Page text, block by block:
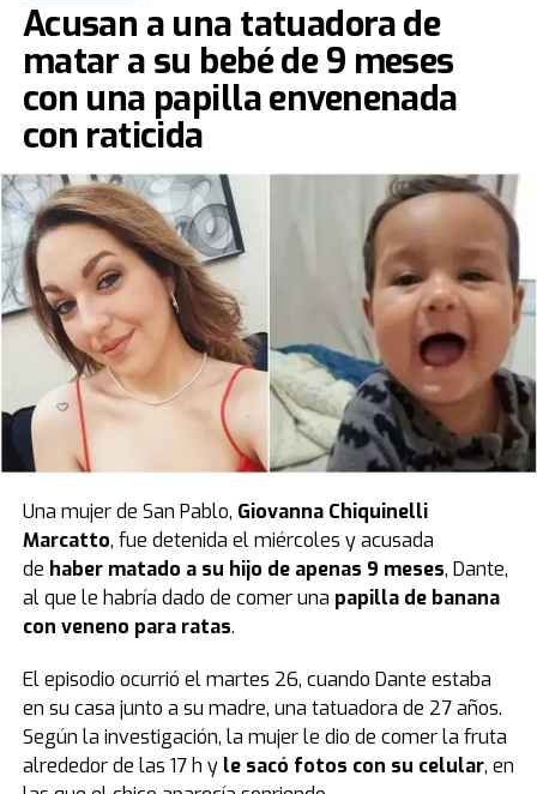
Acusan a una tatuadora de
matar a su bebé de 9 meses
con una papilla envenenada
con raticida
Una mujer de San Pablo, Giovanna Chiquinelli
Marcatto, fue detenida el miércoles y acusada
de haber matado a su hijo de apenas 9 meses, Dante,
al que le habría dado de comer una papilla de banana
con veneno para ratas.
El episodio ocurrió el martes 26, cuando Dante estaba
en su casa junto a su madre, una tatuadora de 27 años.
Según la investigación, la mujer le dio de comer la fruta
alrededor de las 17 h y le sacó fotos con su celular, en